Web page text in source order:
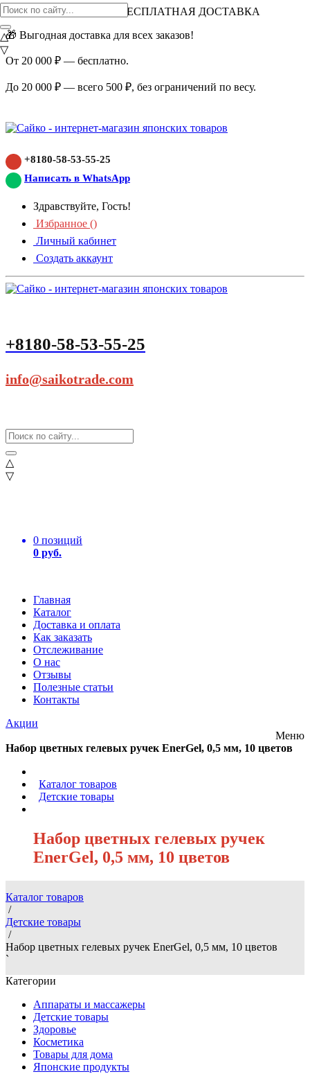
ВНИМАНИЕ АКЦИЯ!
БЕСПЛАТНАЯ ДОСТАВКА
🎁 Выгодная доставка для всех заказов!
От 20 000 ₽ — бесплатно.
До 20 000 ₽ — всего 500 ₽, без ограничений по весу.
+8180-58-53-55-25
Написать в WhatsApp
Здравствуйте, Гость!
Избранное ()
Личный кабинет
Создать аккаунт
+8180-58-53-55-25
info@saikotrade.com
△
▽
0 позиций
0 руб.
Главная
Каталог
Доставка и оплата
Как заказать
Отслеживание
О нас
Отзывы
Полезные статьи
Контакты
Акции
△
▽
Меню
Набор цветных гелевых ручек EnerGel, 0,5 мм, 10 цветов
Каталог товаров
Детские товары
Набор цветных гелевых ручек
EnerGel, 0,5 мм, 10 цветов
Каталог товаров
/
Детские товары
/
Набор цветных гелевых ручек EnerGel, 0,5 мм, 10 цветов
`
Категории
Аппараты и массажеры
Детские товары
Здоровье
Косметика
Товары для дома
Японские продукты